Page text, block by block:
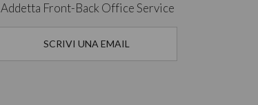
Addetta Front-Back Office Service
SCRIVI UNA EMAIL